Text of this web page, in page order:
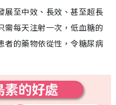
展至中效、長效、甚至超長
需每天注射一次，低血糖的
者的藥物依從性，令糖尿病